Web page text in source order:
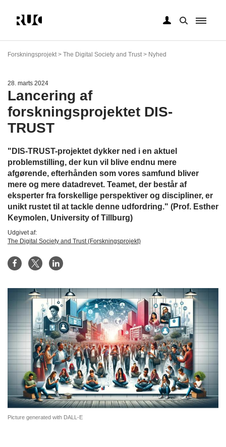
hovedindhold
Forskningsprojekt > The Digital Society and Trust > Nyhed
28. marts 2024
Lancering af
forskningsprojektet DIS-
TRUST
"DIS-TRUST-projektet dykker ned i en aktuel
problemstilling, der kun vil blive endnu mere
afgørende, efterhånden som vores samfund bliver
mere og mere datadrevet. Teamet, der består af
eksperter fra forskellige perspektiver og discipliner, er
unikt rustet til at tackle denne udfordring." (Prof. Esther
Keymolen, University of Tillburg)
Udgivet af:
The Digital Society and Trust (Forskningsprojekt)
Picture generated with DALL-E